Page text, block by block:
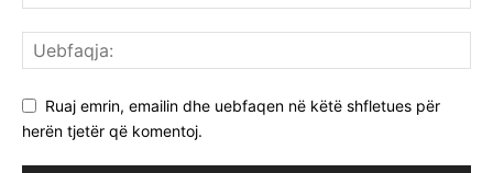
Ruaj emrin, emailin dhe uebfaqen në këtë shfletues për
herën tjetër që komentoj.